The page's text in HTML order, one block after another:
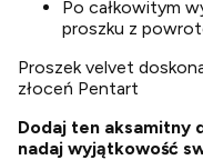
Po całkowitym
proszku z
Proszek velvet
złoceń Pentart
Dodaj ten aksamitny
nadaj wyjątkowość